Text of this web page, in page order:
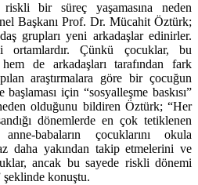
bir süreç yaşamasına neden
Başkanı Prof. Dr. Mücahit Öztürk;
grupları yeni arkadaşlar edinirler.
Çünkü çocuklar, bu
de arkadaşları tarafından fark
araştırmalara göre bir çocuğun
başlaması için “sosyalleşme baskısı”
olduğunu bildiren Öztürk; “Her
dönemlerde en çok tetiklenen
babaların çocuklarını okula
daha yakından takip etmelerini ve
ancak bu sayede riskli dönemi
konuştu.